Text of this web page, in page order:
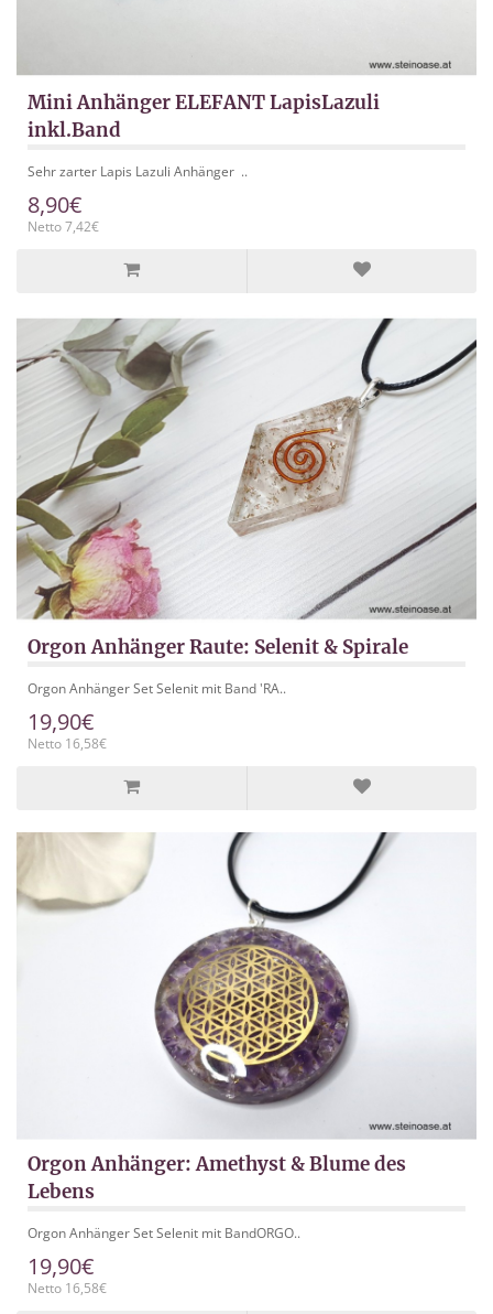
Mini Anhänger ELEFANT LapisLazuli
inkl.Band
Sehr zarter Lapis Lazuli Anhänger ..
8,90€
Netto 7,42€
Orgon Anhänger Raute: Selenit & Spirale
Orgon Anhänger Set Selenit mit Band 'RA..
19,90€
Netto 16,58€
Orgon Anhänger: Amethyst & Blume des
Lebens
Orgon Anhänger Set Selenit mit BandORGO..
19,90€
Netto 16,58€